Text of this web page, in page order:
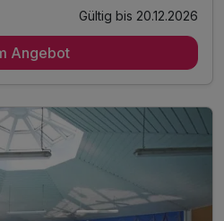
vom Buffet
Hotel
mit 3 Saunen
inklusive
Gültig bis 20.12.2026
Angebot